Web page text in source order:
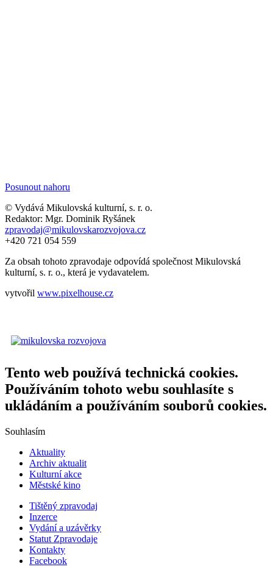
Posunout nahoru
© Vydává Mikulovská kulturní, s. r. o.
Redaktor: Mgr. Dominik Ryšánek
zpravodaj@mikulovskarozvojova.cz
+420 721 054 559
Za obsah tohoto zpravodaje odpovídá společnost Mikulovská
kulturní, s. r. o., která je vydavatelem.
vytvořil www.pixelhouse.cz
Tento web používá technická cookies.
Používáním tohoto webu souhlasíte s
ukládáním a používáním souborů cookies.
Souhlasím
Aktuality
Archiv aktualit
Kulturní akce
Městské kino
Tištěný zpravodaj
Inzerce
Vydání a uzávěrky
Statut Zpravodaje
Kontakty
Facebook